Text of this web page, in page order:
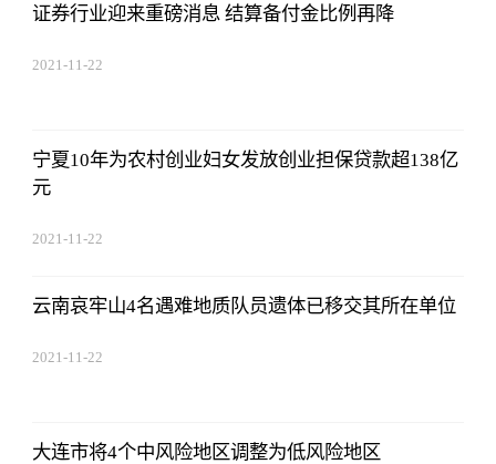
证券行业迎来重磅消息 结算备付金比例再降
2021-11-22
宁夏10年为农村创业妇女发放创业担保贷款超138亿
元
2021-11-22
云南哀牢山4名遇难地质队员遗体已移交其所在单位
2021-11-22
大连市将4个中风险地区调整为低风险地区